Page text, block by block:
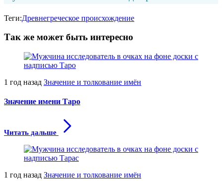
Теги:Древнегреческое происхождение
Так же может быть интересно
1 год назад Значение и толкование имён
Значение имени Таро
Читать дальше
1 год назад Значение и толкование имён